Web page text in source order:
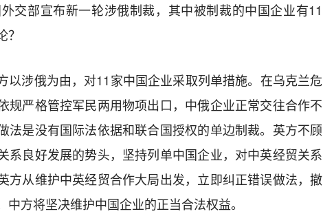
交部宣布新一轮涉俄制裁，其中被制裁的中国企业有11
以涉俄为由，对11家中国企业采取列单措施。在乌克兰危
规严格管控军民两用物项出口，中俄企业正常交往合作不
法是没有国际法依据和联合国授权的单边制裁。英方不顾
系良好发展的势头，坚持列单中国企业，对中英经贸关系
方从维护中英经贸合作大局出发，立即纠正错误做法，撤
方将坚决维护中国企业的正当合法权益。